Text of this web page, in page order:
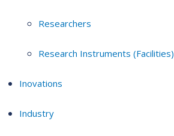
Researchers
Research Instruments (Facilities)
Inovations
Industry